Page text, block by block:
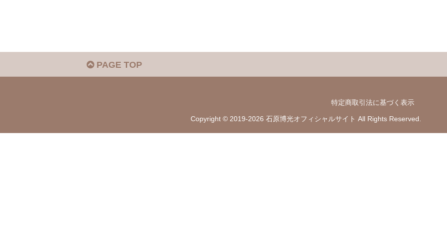
PAGE TOP
特定商取引法に基づく表示
Copyright © 2019-2026 石原博光オフィシャルサイト All Rights Reserved.